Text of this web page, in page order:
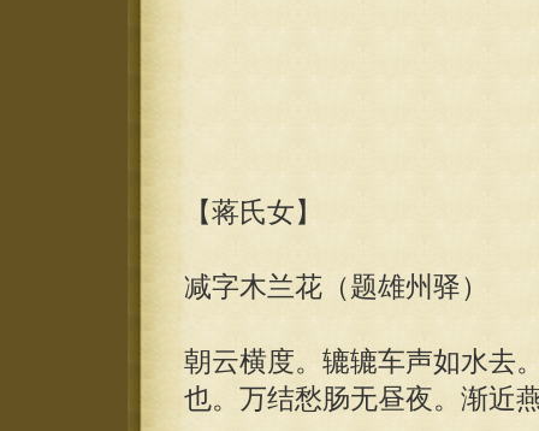
【蒋氏女】
减字木兰花（题雄州驿）
朝云横度。辘辘车声如水去
也。万结愁肠无昼夜。渐近